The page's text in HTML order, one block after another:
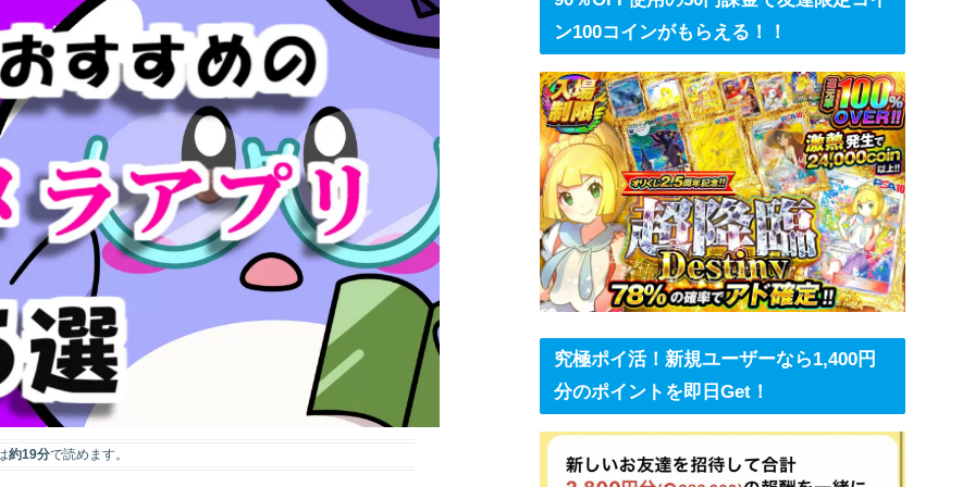
約19分で読めます。
ン100コインがもらえる！！
究極ポイ活！新規ユーザーなら1,400円
分のポイントを即日Get！